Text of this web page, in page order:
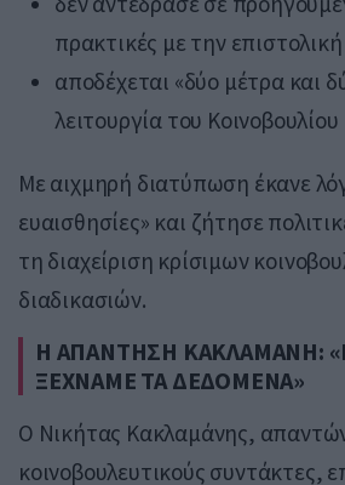
πρακτικές με την
αποδέχεται «δύο μέτρα και
λειτουργία του Κοινοβουλίου
Με αιχμηρή διατύπωση έκανε
ευαισθησίες» και ζήτησε
τη διαχείριση κρίσιμων
διαδικασιών.
Η ΑΠΑΝΤΗΣΗ ΚΑΚΛΑΜΑΝΗ:
ΞΕΧΝΑΜΕ ΤΑ ΔΕΔΟΜΕΝΑ»
Ο Νικήτας Κακλαμάνης,
κοινοβουλευτικούς συντάκτες,